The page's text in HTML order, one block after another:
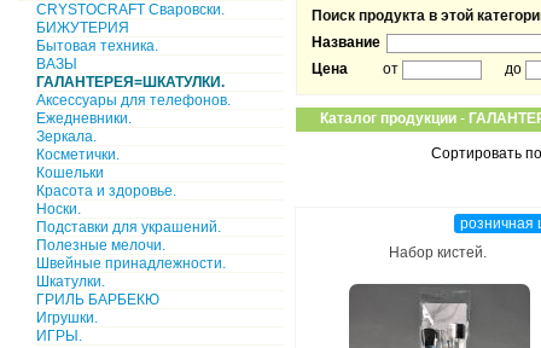
CRYSTOCRAFT Сваровски.
БИЖУТЕРИЯ
Бытовая техника.
ВАЗЫ
ГАЛАНТЕРЕЯ=ШКАТУЛКИ.
Аксессуары для телефонов.
Ежедневники.
Зеркала.
Косметички.
Кошельки
Красота и здоровье.
Носки.
Подставки для украшений.
Полезные мелочи.
Швейные принадлежности.
Шкатулки.
ГРИЛЬ БАРБЕКЮ
Игрушки.
ИГРЫ.
Поиск продукта в этой
Название
Цена
от до
Каталог продукции -
Сортировать
розничная
Набор кистей.